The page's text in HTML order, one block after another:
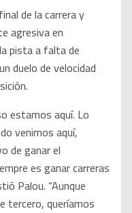
de la carrera y
agresiva en
pista a falta de
duelo de velocidad
estamos aquí. Lo
venimos aquí,
de ganar el
es ganar carreras
Palou. “Aunque
tercero, queríamos